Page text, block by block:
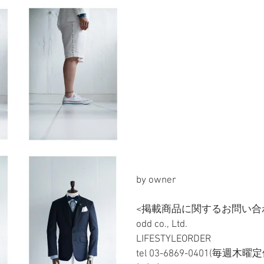
by owner
<掲載商品に関するお問い合
odd co., Ltd.
LIFESTYLEORDER
tel 03-6869-0401(毎週木曜